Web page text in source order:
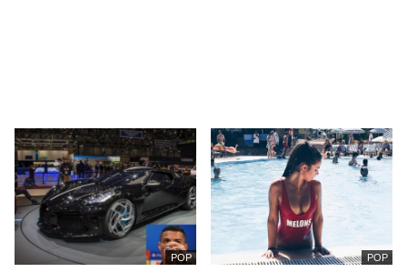
POP POP